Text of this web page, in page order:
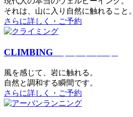
それは、⼭に⼊り⾃然に触れること。
さらに詳しく・ご予約
CLIMBING
⾵を感じて、岩に触れる。
⾃然と調和する瞬間です。
さらに詳しく・ご予約